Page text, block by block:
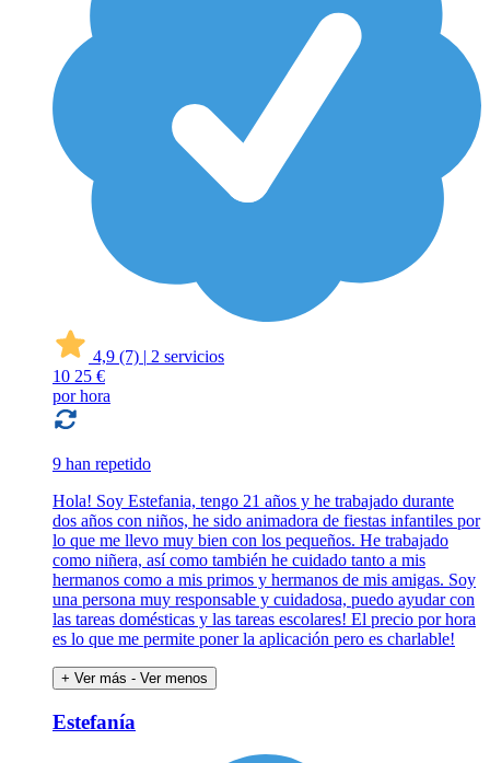
4,9 (7) | 2 servicios
10 25 €
por hora
9 han repetido
Hola! Soy Estefania, tengo 21 años y he trabajado durante
dos años con niños, he sido animadora de fiestas infantiles por
lo que me llevo muy bien con los pequeños. He trabajado
como niñera, así como también he cuidado tanto a mis
hermanos como a mis primos y hermanos de mis amigas. Soy
una persona muy responsable y cuidadosa, puedo ayudar con
las tareas domésticas y las tareas escolares! El precio por hora
es lo que me permite poner la aplicación pero es charlable!
+ Ver más - Ver menos
Estefanía